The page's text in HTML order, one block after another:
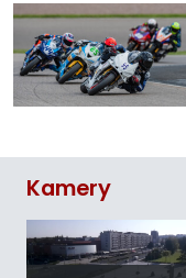
Kamery